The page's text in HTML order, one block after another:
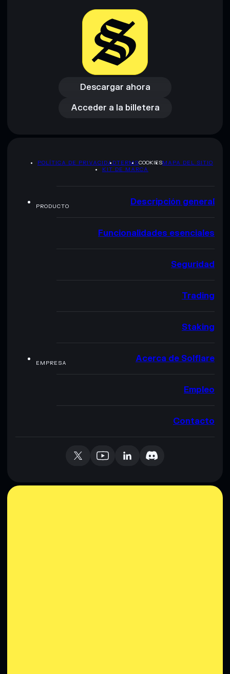
Descargar ahora
Descargar ahora
Acceder a la billetera
Acceder a la billetera
POLÍTICA DE PRIVACIDADTERMSCOOKIESMAPA DEL SITIO
KIT DE MARCA
PRODUCTO Descripción general
Funcionalidades esenciales
Seguridad
Trading
Staking
EMPRESA Acerca de Solflare
Empleo
Contacto